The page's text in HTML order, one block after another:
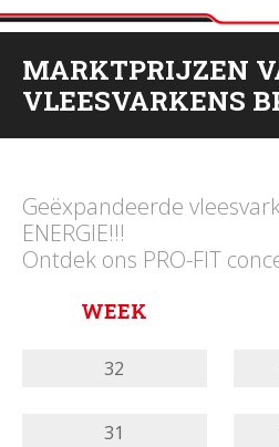
MARKTPRIJZEN
VLEESVARKENS
Geëxpandeerde
ENERGIE!!!
Ontdek ons PRO-FIT
WEEK
32
31